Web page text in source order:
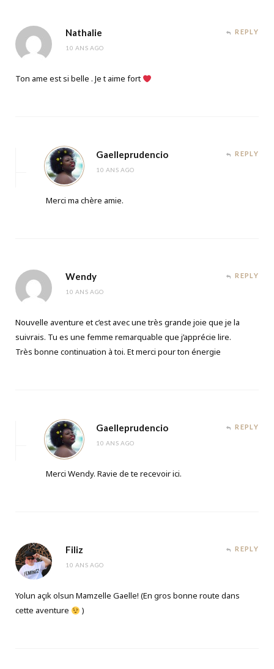
Nathalie
10 ANS AGO
REPLY
Ton ame est si belle . Je t aime fort
Gaelleprudencio
10 ANS AGO
REPLY
Merci ma chère amie.
Wendy
10 ANS AGO
REPLY
Nouvelle aventure et c’est avec une très grande joie que je la
suivrais. Tu es une femme remarquable que j’apprécie lire.
Très bonne continuation à toi. Et merci pour ton énergie
Gaelleprudencio
10 ANS AGO
REPLY
Merci Wendy. Ravie de te recevoir ici.
Filiz
10 ANS AGO
REPLY
Yolun açık olsun Mamzelle Gaelle! (En gros bonne route dans
cette aventure
)